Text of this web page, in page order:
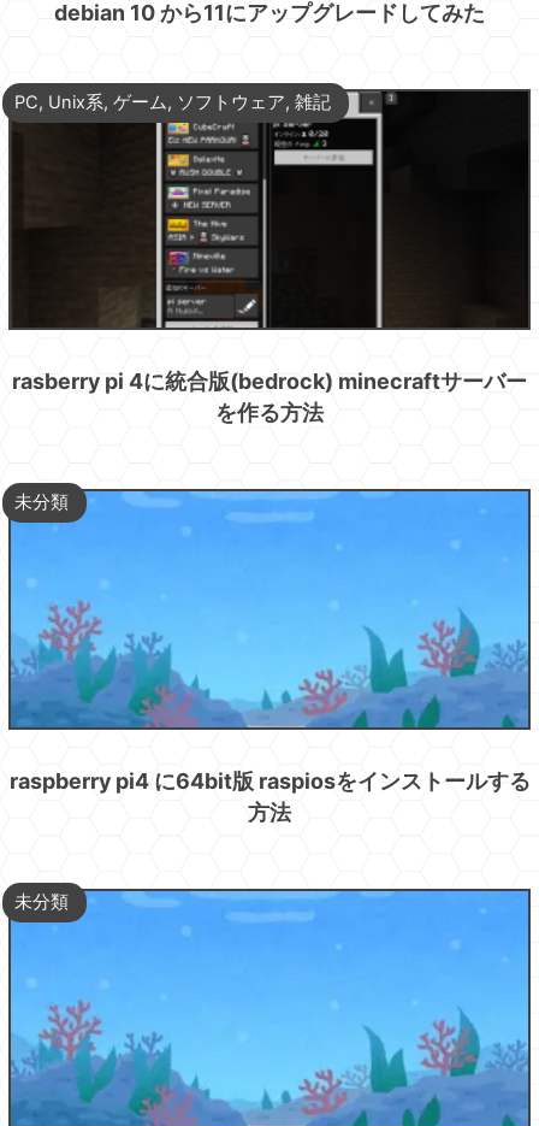
debian 10 から11にアップグレードしてみた
PC, Unix系, ゲーム, ソフトウェア, 雑記
rasberry pi 4に統合版(bedrock) minecraftサーバー
を作る方法
未分類
raspberry pi4 に64bit版 raspiosをインストールする
方法
未分類